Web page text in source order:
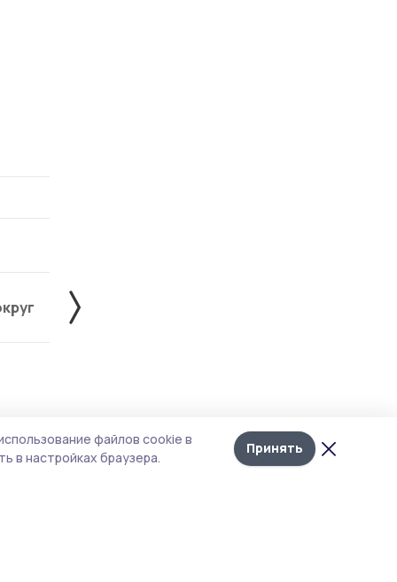
Лента
новостей
Жердевский округ
файлов cookie в
в настройках браузера.
Принять